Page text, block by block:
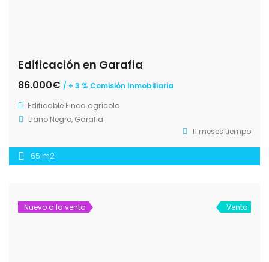
Edificación en Garafia
86.000€ / + 3 % Comisión Inmobiliaria
Edificable Finca agrícola
Llano Negro, Garafia
11 meses tiempo
65 m2
Nuevo a la venta Venta